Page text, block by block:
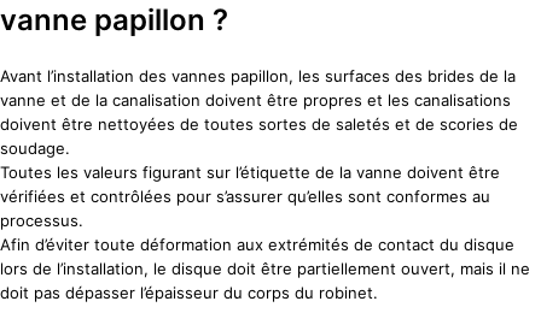
vanne papillon ?
Avant l’installation des vannes papillon, les surfaces des brides de la
vanne et de la canalisation doivent être propres et les canalisations
doivent être nettoyées de toutes sortes de saletés et de scories de
soudage.
Toutes les valeurs figurant sur l’étiquette de la vanne doivent être
vérifiées et contrôlées pour s’assurer qu’elles sont conformes au
processus.
Afin d’éviter toute déformation aux extrémités de contact du disque
lors de l’installation, le disque doit être partiellement ouvert, mais il ne
doit pas dépasser l’épaisseur du corps du robinet.